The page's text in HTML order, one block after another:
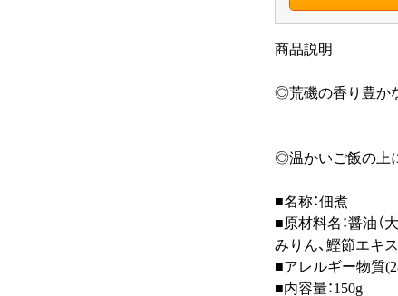
商品説明
◎荒磯の香り豊か
◎温かいご飯の上
■名称：佃煮
■原材料名：醤油（
みりん、鰹節
■アレルギー物質
■内容量：150g